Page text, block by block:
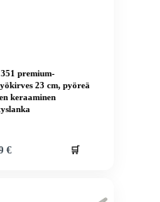
premium-
23 cm, pyöreä
keraaminen
€ 🛒